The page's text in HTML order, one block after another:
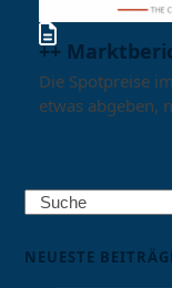
++
Die Spotpreise
etwas abgeben,
Search
NEUESTE